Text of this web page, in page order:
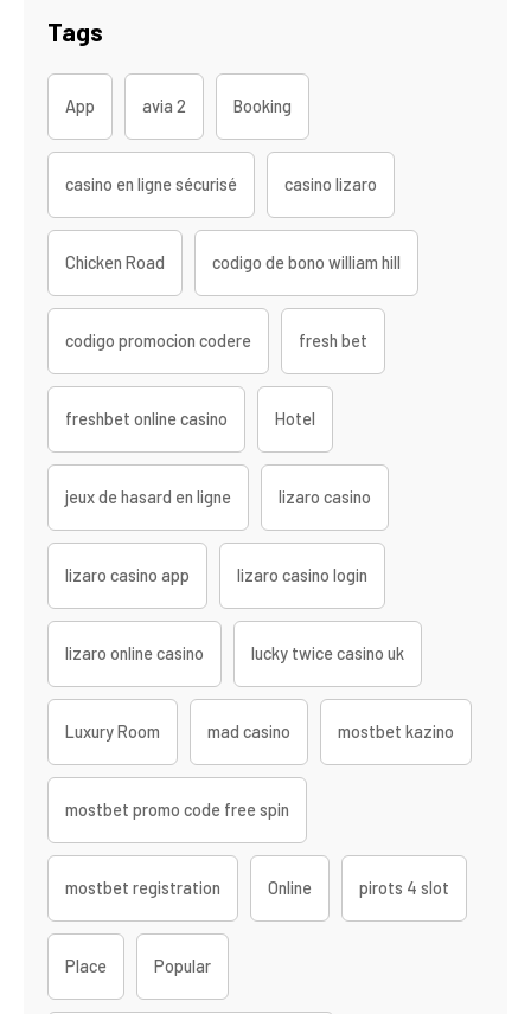
Tags
App avia 2 Booking
casino en ligne sécurisé casino lizaro
Chicken Road codigo de bono william hill
codigo promocion codere fresh bet
freshbet online casino Hotel
jeux de hasard en ligne lizaro casino
lizaro casino app lizaro casino login
lizaro online casino lucky twice casino uk
Luxury Room mad casino mostbet kazino
mostbet promo code free spin
mostbet registration Online pirots 4 slot
Place Popular